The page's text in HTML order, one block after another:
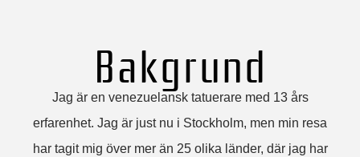
Bakgrund
Jag är en venezuelansk tatuerare med 13 års
erfarenhet. Jag är just nu i Stockholm, men min resa
har tagit mig över mer än 25 olika länder, där jag har